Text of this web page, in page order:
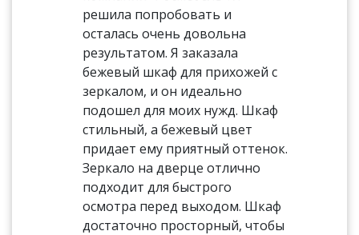
решила попробовать и
осталась очень довольна
результатом. Я заказала
бежевый шкаф для прихожей с
зеркалом, и он идеально
подошел для моих нужд. Шкаф
стильный, а бежевый цвет
придает ему приятный оттенок.
Зеркало на дверце отлично
подходит для быстрого
осмотра перед выходом. Шкаф
достаточно просторный, чтобы